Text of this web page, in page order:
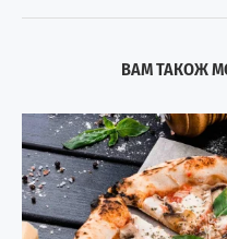
ВАМ ТАКОЖ